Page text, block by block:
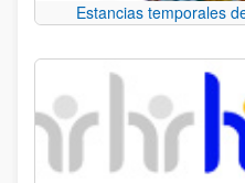
Estancias temporales